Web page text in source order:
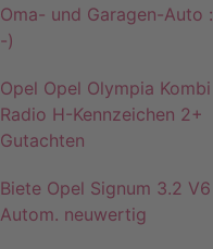
Oma- und Garagen-Auto :
-)
Opel Opel Olympia Kombi
Radio H-Kennzeichen 2+
Gutachten
Biete Opel Signum 3.2 V6
Autom. neuwertig